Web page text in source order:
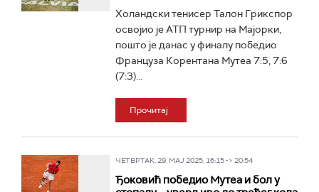
Холандски тенисер Талон Грикспор
освојио је АТП турнир на Мајорки,
пошто је данас у финалу победио
Француза Корентана Мутеа 7:5, 7:6
(7:3)...
Прочитај
ЧЕТВРТАК, 29. МАЈ 2025, 16:15 -> 20:54
Ђоковић победио Мутеа и бол у